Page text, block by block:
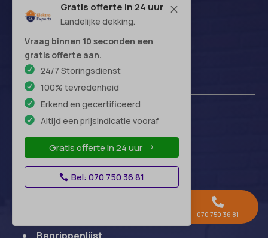
M
Gratis offerte in 24 uur
Landelijke dekking.
Vraag binnen 10 seconden een
gratis offerte aan.
24/7 Storingsdienst
100% tevredenheid
Erkend en gecertificeerd
Altijd een prijsindicatie vooraf
Gratis offerte in 24 uur
Bel: 070 750 36 81
Handige links
Over-ons
Blog
FAQ
Offerte-vergelijken
Beoordelingen
Begrippenlijst

070 750 36 81